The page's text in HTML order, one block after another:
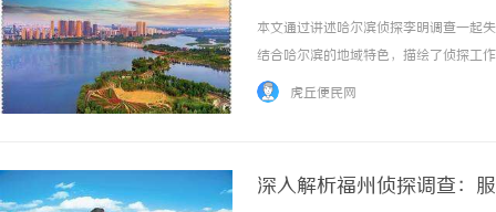
本文通过讲述哈尔滨侦探李明调查一起
结合哈尔滨的地域特色，描绘了侦探工
...……
虎丘便民网
深入解析福州侦探调查：